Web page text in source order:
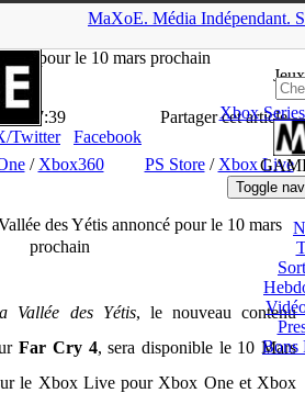
MaXoE. Média Indépendant.
Jeux
Xbox
Toggle
Bons
pour le 10 mars prochain
17:39
Partager cet article
Twitter
Facebook
/ Xbox360 PS Store/ Xbox Live
des Yétis annoncé pour le 10 mars
prochain
Vallée des Yétis, le nouveau contenu
Far Cry 4, sera disponible le 10 Mars
le Xbox Live pour Xbox One et Xbox